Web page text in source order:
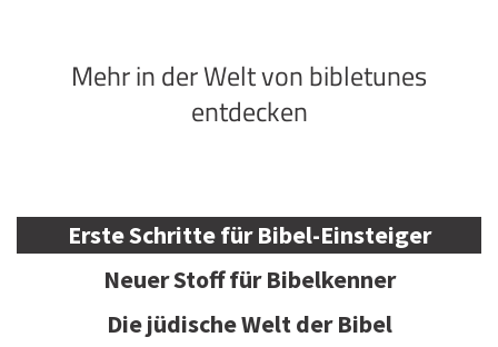
Mehr in der Welt von bibletunes
entdecken
Erste Schritte für Bibel-Einsteiger
Neuer Stoff für Bibelkenner
Die jüdische Welt der Bibel